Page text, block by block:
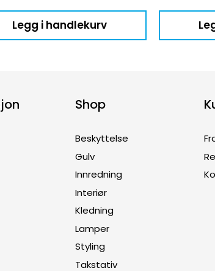
Legg i handlekurv
Shop
Beskyttelse
Gulv
Innredning
Interiør
Kledning
Lamper
Styling
Takstativ